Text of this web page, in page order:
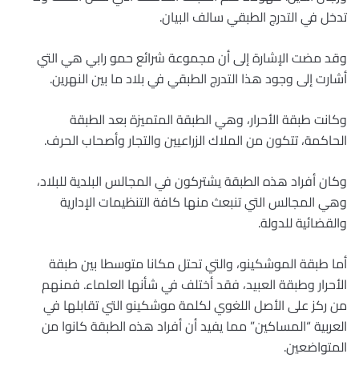
تدخل في التدرج الطبقي سالف البيان.
وقد مضت الإشارة إلى أن مجموعة شرائع حمو رابي هي التي
أشارت إلى وجود هذا التدرج الطبقي في بلاد ما بين النهرين.
وكانت طبقة الأحرار، وهي الطبقة المتميزة بعد الطبقة
الحاكمة، تتكون من الملاك الزراعيين والتجار وأصحاب الحرف.
وكان أفراد هذه الطبقة يشتركون في المجالس البلدية للبلاد،
وهي المجالس التي تنبعث منها كافة التنظيمات الإدارية
والقضائية للدولة.
أما طبقة الموشكينو، والتي تحتل مكانا متوسطا بين طبقة
الأحرار وطبقة العبيد، فقد أختلف في شأنها العلماء. فمنهم
من ركز على الأصل اللغوي لكلمة موشكينو التي تقابلها في
العربية “المساكين” مما يفيد أن أفراد هذه الطبقة كانوا من
المتواضعين.